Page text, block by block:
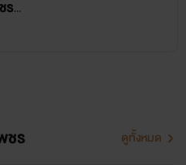
ะ
หญิงที่เเกร่งดั่งเพชร
ชร ดูทั้งหมด